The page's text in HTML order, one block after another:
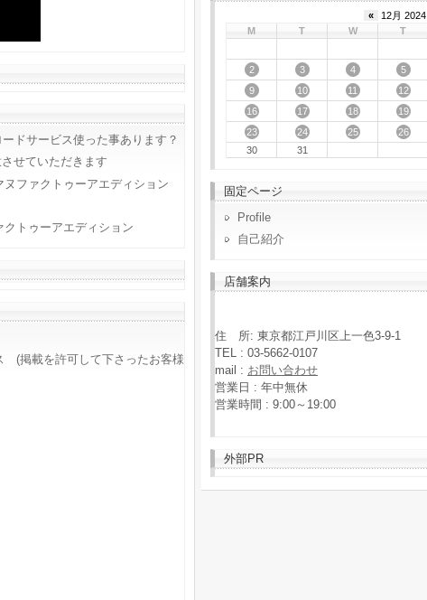
ドサービス使った事あります？
せていただきます
ファクトゥーアエディション
トゥーアエディション
(掲載を許可して下さったお客様
« 12月 2024
M
T W T
2
3 4 5
9
10 11 12
16
17 18 19
23
24 25 26
30
31
固定ページ
Profile
自己紹介
店舗案内
住 所: 東京都江戸川区上一色3-9-1
TEL : 03-5662-0107
mail : お問い合わせ
営業日 : 年中無休
営業時間 : 9:00～19:00
外部PR